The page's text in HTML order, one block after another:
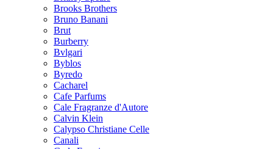
Brooks Brothers
Bruno Banani
Brut
Burberry
Bvlgari
Byblos
Byredo
Cacharel
Cafe Parfums
Cale Fragranze d'Autore
Calvin Klein
Calypso Christiane Celle
Canali